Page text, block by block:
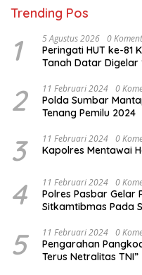
Trending Pos
1 5 Agustus 2026 0
Peringati HUT ke-81
Tanah Datar Digelar
2 11 Februari 2024 0
Polda Sumbar
Tenang Pemilu 2024
3 11 Februari 2024 0
Kapolres Mentawai
4 11 Februari 2024 0
Polres Pasbar Gelar
Sitkamtibmas Pada
5 11 Februari 2024 0
Pengarahan
Terus Netralitas TNI”